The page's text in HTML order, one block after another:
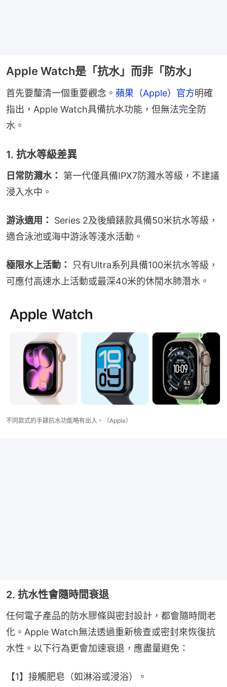
Apple Watch是「抗水」而非「防水」
首先要釐清一個重要觀念。 蘋果（Apple）官方明確
指出，Apple Watch具備抗水功能，但無法完全防
水。
1. 抗水等級差異
日常防濺水：
第一代僅具備IPX7防濺水等級，不建議
浸入水中。
游泳適用：
Series 2及後續錶款具備50米抗水等級，
適合泳池或海中游泳等淺水活動。
極限水上活動：
只有Ultra系列具備100米抗水等級，
可應付高速水上活動或最深40米的休閒水肺潛水。
不同款式的手錶抗水功能略有出入。（Apple）
2. 抗水性會隨時間衰退
任何電子產品的防水膠條與密封設計，都會隨時間老
化。Apple Watch無法透過重新檢查或密封來恢復抗
水性。以下行為更會加速衰退，應盡量避免：
【1】接觸肥皂（如淋浴或浸浴）。